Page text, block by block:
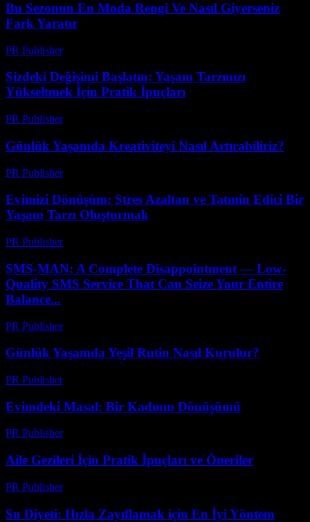
Bu Sezonun En Moda Rengi Ve Nasıl Giyerseniz
Fark Yaratır
PR Publisher-
Sizdeki Değişimi Başlatın: Yaşam Tarzınızı
Yükseltmek İçin Pratik İpuçları
PR Publisher-
Günlük Yaşamda Kreativiteyi Nasıl Artırabiliriz?
PR Publisher-
Evimizi Dönüşüm: Stres Azaltan ve Tatmin Edici Bir
Yaşam Tarzı Oluşturmak
PR Publisher-
SMS-MAN: A Complete Disappointment — Low-
Quality SMS Service That Can Seize Your Entire
Balance...
PR Publisher-
Günlük Yaşamda Yeşil Rutin Nasıl Kurulur?
PR Publisher-
Evimdeki Masal: Bir Kadının Dönüşümü
PR Publisher-
Aile Gezileri İçin Pratik İpuçları ve Öneriler
PR Publisher-
Su Diyeti: Hızla Zayıflamak için En İyi Yöntem